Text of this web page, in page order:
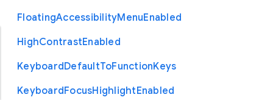
FloatingAccessibilityMenuEnabled
HighContrastEnabled
KeyboardDefaultToFunctionKeys
KeyboardFocusHighlightEnabled